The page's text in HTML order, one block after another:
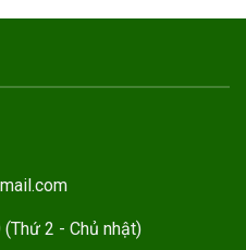
2 - Chủ nhật)